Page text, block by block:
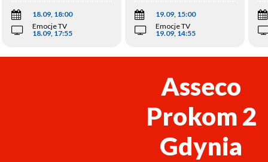
18.09, 18:00
Emocje TV
18.09, 17:55
19.09, 15:00
Emocje TV
19.09, 14:55
Asseco
Prokom 2
Gdynia